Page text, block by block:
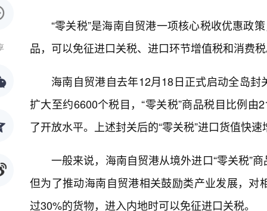
“零关税”是海南自贸港一项核心税收优惠政
品，可以免征进口关税、进口环节增值税和消费
海南自贸港自去年12月18日正式启动全岛
扩大至约6600个税目，“零关税”商品税目比例
了开放水平。上述封关后的“零关税”进口货值快
一般来说，海南自贸港从境外进口“零关税”
但为了推动海南自贸港相关鼓励类产业发展，
过30%的货物，进入内地时可以免征进口关税。